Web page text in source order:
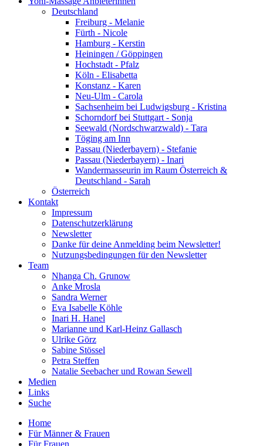
Deutschland
Freiburg - Melanie
Fürth - Nicole
Hamburg - Kerstin
Heiningen / Göppingen
Hochstadt - Pfalz
Köln - Elisabetta
Konstanz - Karen
Neu-Ulm - Carola
Sachsenheim bei Ludwigsburg - Kristina
Schorndorf bei Stuttgart - Sonja
Seewald (Nordschwarzwald) - Tara
Töging am Inn
Passau (Niederbayern) - Stefanie
Passau (Niederbayern) - Inari
Wandermasseurin im Raum Österreich &
Deutschland - Sarah
Österreich
Kontakt
Impressum
Datenschutzerklärung
Newsletter
Danke für deine Anmelding beim Newsletter!
Nutzungsbedingungen für den Newsletter
Team
Nhanga Ch. Grunow
Anke Mrosla
Sandra Werner
Eva Isabelle Köhle
Inari H. Hanel
Marianne und Karl-Heinz Gallasch
Ulrike Görz
Sabine Stössel
Petra Steffen
Natalie Seebacher und Rowan Sewell
Medien
Links
Suche
Home
Für Männer & Frauen
Für Frauen